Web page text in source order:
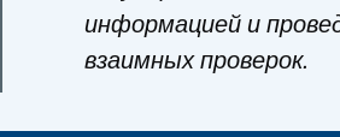
информацией и
взаимных проверок.